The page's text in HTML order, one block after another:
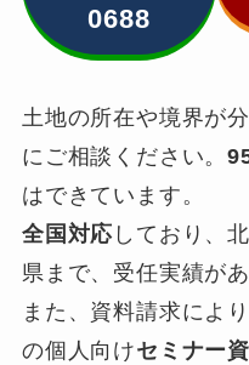
0688
土地の所在や境界が
にご相談ください。
はできています。
全国対応 しており、
県まで、受任実績があ
また、資料請求により
の個人向けセミナー